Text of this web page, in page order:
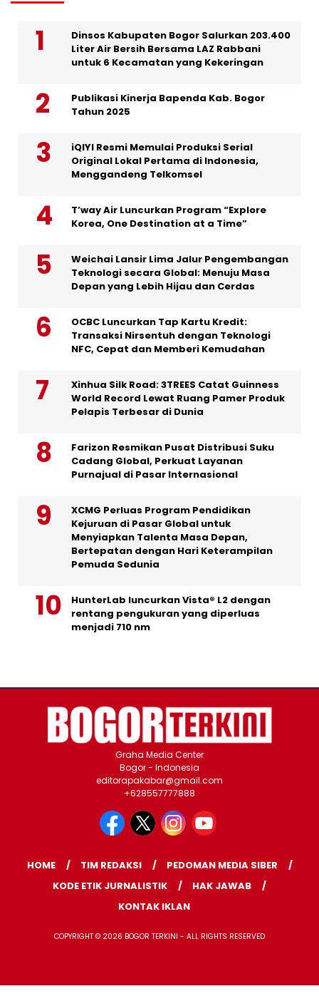
Dinsos Kabupaten Bogor Salurkan 203.400
Liter Air Bersih Bersama LAZ Rabbani
untuk 6 Kecamatan yang Kekeringan
Publikasi Kinerja Bapenda Kab. Bogor
Tahun 2025
iQIYI Resmi Memulai Produksi Serial
Original Lokal Pertama di Indonesia,
Menggandeng Telkomsel
T’way Air Luncurkan Program “Explore
Korea, One Destination at a Time”
Weichai Lansir Lima Jalur Pengembangan
Teknologi secara Global: Menuju Masa
Depan yang Lebih Hijau dan Cerdas
OCBC Luncurkan Tap Kartu Kredit:
Transaksi Nirsentuh dengan Teknologi
NFC, Cepat dan Memberi Kemudahan
Xinhua Silk Road: 3TREES Catat Guinness
World Record Lewat Ruang Pamer Produk
Pelapis Terbesar di Dunia
Farizon Resmikan Pusat Distribusi Suku
Cadang Global, Perkuat Layanan
Purnajual di Pasar Internasional
XCMG Perluas Program Pendidikan
Kejuruan di Pasar Global untuk
Menyiapkan Talenta Masa Depan,
Bertepatan dengan Hari Keterampilan
Pemuda Sedunia
HunterLab luncurkan Vista® L2 dengan
rentang pengukuran yang diperluas
menjadi 710 nm
Graha Media Center
Bogor - Indonesia
editorapakabar@gmail.com
+628557777888
HOME TIM REDAKSI
PEDOMAN MEDIA SIBER
KODE ETIK JURNALISTIK
HAK JAWAB
KONTAK IKLAN
COPYRIGHT © 2026 BOGOR TERKINI - ALL RIGHTS RESERVED